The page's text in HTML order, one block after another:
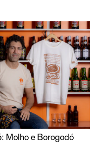
Molho e Borogodó